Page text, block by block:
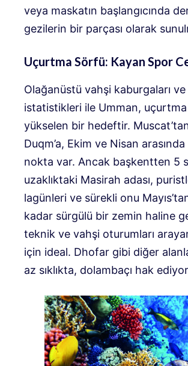
veya maskatın başlangıcında
gezilerin bir parçası olarak
Uçurtma Sörfü: Kayan Spor
Olağanüstü vahşi kaburgaları
istatistikleri ile Umman,
yükselen bir hedeftir.
Duqm’a, Ekim ve Nisan
nokta var. Ancak başkentten 5
uzaklıktaki Masirah adası,
lagünleri ve sürekli onu
kadar sürgülü bir zemin haline
teknik ve vahşi oturumları
için ideal. Dhofar gibi diğer
az sıklıkta, dolambaçı hak